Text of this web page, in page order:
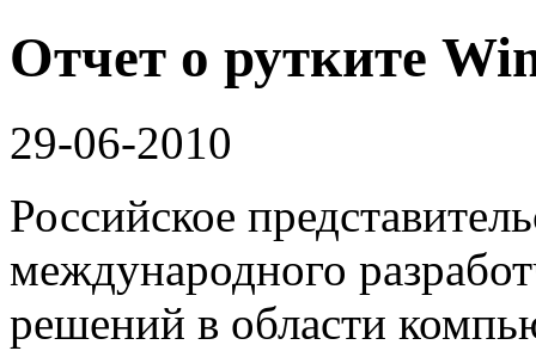
Oтчет о рутките
29-06-2010
Российское
международного
решений в области